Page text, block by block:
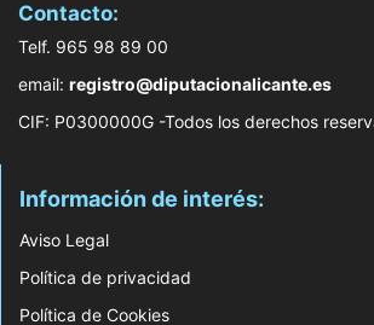
Contacto:
Telf. 965 98 89 00
email: registro@diputacionalicante.es
CIF: P0300000G -Todos los derechos
Información de interés:
Aviso Legal
Política de privacidad
Política de Cookies